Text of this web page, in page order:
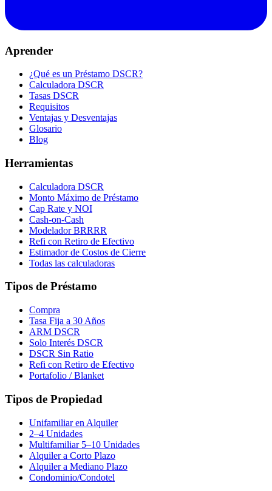
Aprender
¿Qué es un Préstamo DSCR?
Calculadora DSCR
Tasas DSCR
Requisitos
Ventajas y Desventajas
Glosario
Blog
Herramientas
Calculadora DSCR
Monto Máximo de Préstamo
Cap Rate y NOI
Cash-on-Cash
Modelador BRRRR
Refi con Retiro de Efectivo
Estimador de Costos de Cierre
Todas las calculadoras
Tipos de Préstamo
Compra
Tasa Fija a 30 Años
ARM DSCR
Solo Interés DSCR
DSCR Sin Ratio
Refi con Retiro de Efectivo
Portafolio / Blanket
Tipos de Propiedad
Unifamiliar en Alquiler
2–4 Unidades
Multifamiliar 5–10 Unidades
Alquiler a Corto Plazo
Alquiler a Mediano Plazo
Condominio/Condotel